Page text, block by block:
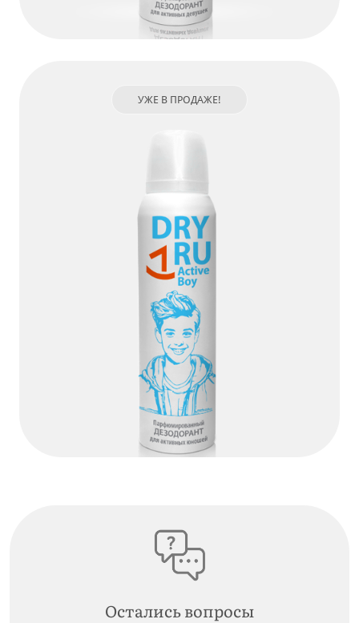
ПОДРОБНЕЕ
УЖЕ В ПРОДАЖЕ!
Остались вопросы